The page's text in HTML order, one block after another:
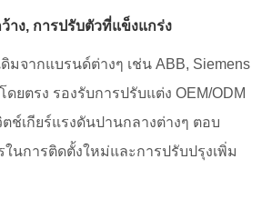
าง, การปรับตัวที่แข็งแกร่ง
มจากแบรนด์ต่างๆ เช่น ABB, Siemens
ดยตรง รองรับการปรับแต่ง OEM/ODM
ช์เกียร์แรงดันปานกลางต่างๆ ตอบ
นการติดตั้งใหม่และการปรับปรุงเพิ่ม